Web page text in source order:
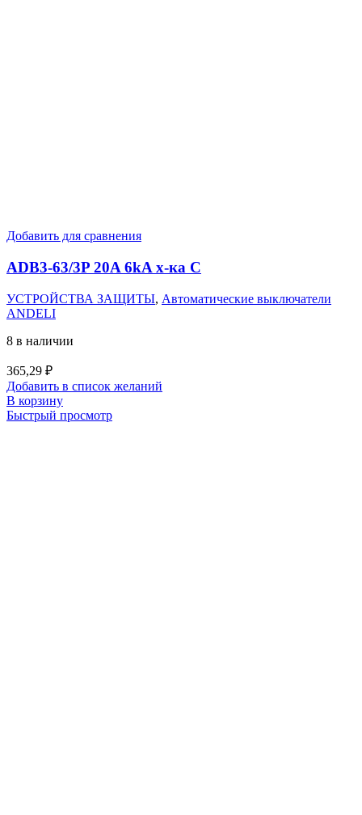
Добавить для сравнения
ADB3-63/3P 20A 6kA х-ка C
УСТРОЙСТВА ЗАЩИТЫ, Автоматические выключатели
ANDELI
8 в наличии
365,29 ₽
Добавить в список желаний
В корзину
Быстрый просмотр